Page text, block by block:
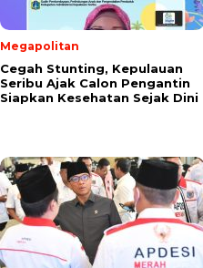
Megapolitan
Cegah Stunting, Kepulauan
Seribu Ajak Calon Pengantin
Siapkan Kesehatan Sejak Dini